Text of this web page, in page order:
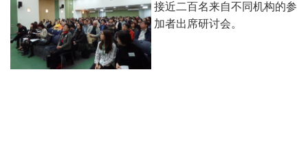
接近二百名来自不同机构的参
加者出席研讨会。